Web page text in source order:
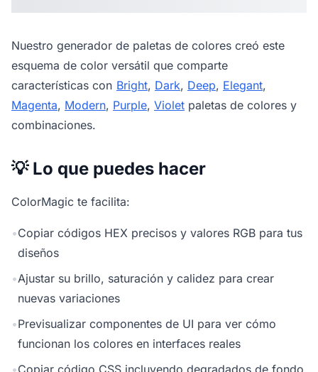
Nuestro generador de paletas de colores creó este
esquema de color versátil que comparte
características con Bright, Dark, Deep, Elegant,
Magenta, Modern, Purple, Violet paletas de colores y
combinaciones.
💡 Lo que puedes hacer
ColorMagic te facilita:
•Copiar códigos HEX precisos y valores RGB para tus
diseños
•Ajustar su brillo, saturación y calidez para crear
nuevas variaciones
•Previsualizar componentes de UI para ver cómo
funcionan los colores en interfaces reales
•Copiar código CSS incluyendo degradados de fondo